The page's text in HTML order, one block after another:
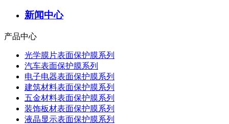
新闻中心
产品中心
光学膜片表面保护膜系列
汽车表面保护膜系列
电子电器表面保护膜系列
建筑材料表面保护膜系列
五金材料表面保护膜系列
装饰板材表面保护膜系列
液晶显示表面保护膜系列